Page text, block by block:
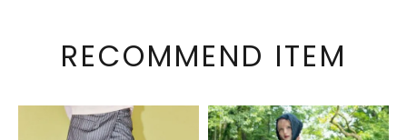
RECOMMEND ITEM